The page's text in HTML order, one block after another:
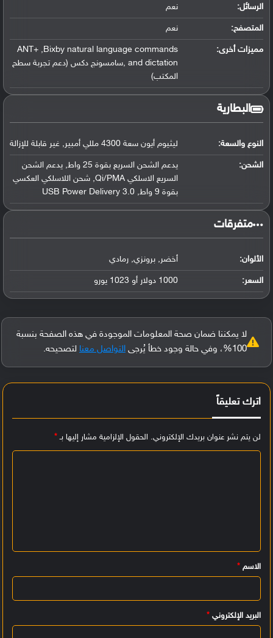
الرسائل: نعم
المتصفح: نعم
مميزات أخرى:
ANT+ ,Bixby natural language commands
and dictation ,سامسونج دكس (دعم تجربة سطح
المكتب)
البطارية
النوع والسعة: ليثيوم أيون سعة 4300 مللي أمبير, غير قابلة للإزالة
الشحن:
يدعم الشحن السريع بقوة 25 واط, يدعم الشحن
السريع الاسلكي Qi/PMA, شحن اللاسلكي العكسي
بقوة 9 واط, USB Power Delivery 3.0
‏متفرقات‏
الألوان: أخضر, برونزي, رمادي
السعر: 1000 دولار أو 1023 يورو
لا يمكننا ضمان صحة المعلومات الموجودة في هذه الصفحة بنسبة
100%، وفي حالة وجود خطأ يُرجى
التواصل معنا لتصحيحه.
اترك تعليقاً
لن يتم نشر عنوان بريدك الإلكتروني. الحقول الإلزامية مشار إليها بـ*
ي
ق
الاسم *
البريد الإلكتروني *